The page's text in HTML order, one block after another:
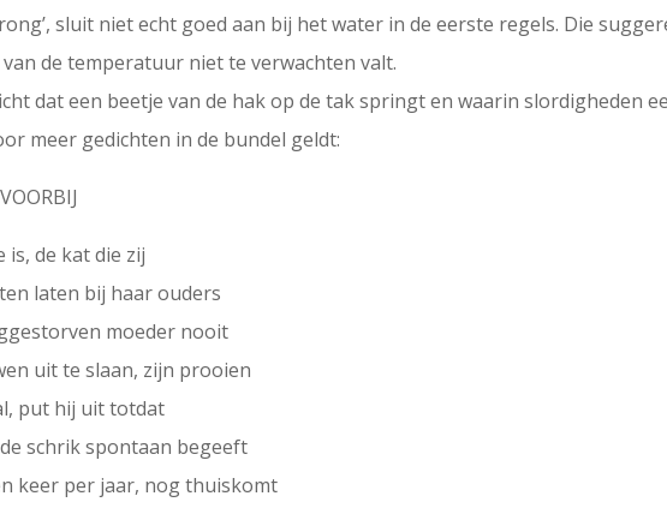
sluit niet echt goed aan bij het water in de eerste regels. Die
de temperatuur niet te verwachten valt.
dat een beetje van de hak op de tak springt en waarin slordigheden
meer gedichten in de bundel geldt:
is, de kat die zij
laten bij haar ouders
moeder nooit
uit te slaan, zijn prooien
put hij uit totdat
schrik spontaan begeeft
keer per jaar, nog thuiskomt